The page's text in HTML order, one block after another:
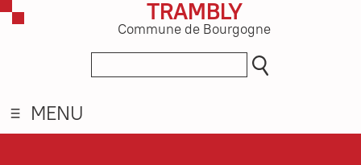
TRAMBLY
Commune de Bourgogne
MENU